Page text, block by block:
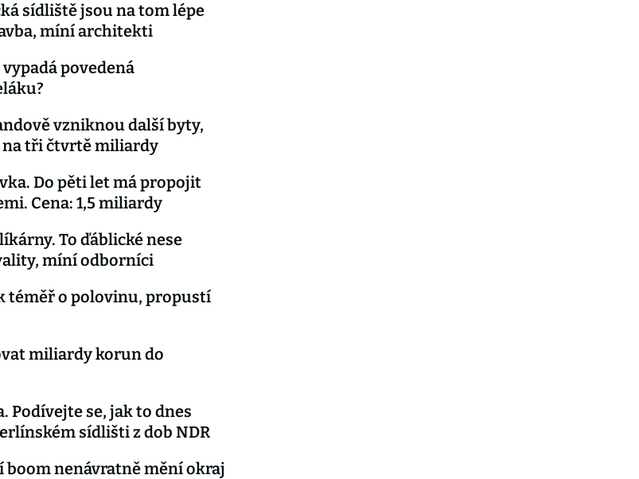
sídliště jsou na tom lépe
míní architekti
povedená
vzniknou další byty,
na tři čtvrtě miliardy
Do pěti let má propojit
Cena: 1,5 miliardy
To ďáblické nese
míní odborníci
téměř o polovinu, propustí
miliardy korun do
Podívejte se, jak to dnes
sídlišti z dob NDR
boom nenávratně mění okraj